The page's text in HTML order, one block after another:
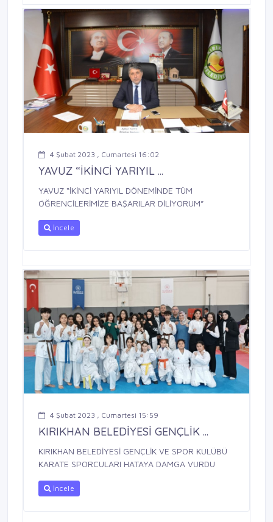
4 Şubat 2023 , Cumartesi 16:02
YAVUZ “İKİNCİ YARIYIL ...
YAVUZ “İKİNCİ YARIYIL DÖNEMİNDE TÜM
ÖĞRENCİLERİMİZE BAŞARILAR DİLİYORUM”
İncele
4 Şubat 2023 , Cumartesi 15:59
KIRIKHAN BELEDİYESİ GENÇLİK ...
KIRIKHAN BELEDİYESİ GENÇLİK VE SPOR KULÜBÜ
KARATE SPORCULARI HATAYA DAMGA VURDU
İncele